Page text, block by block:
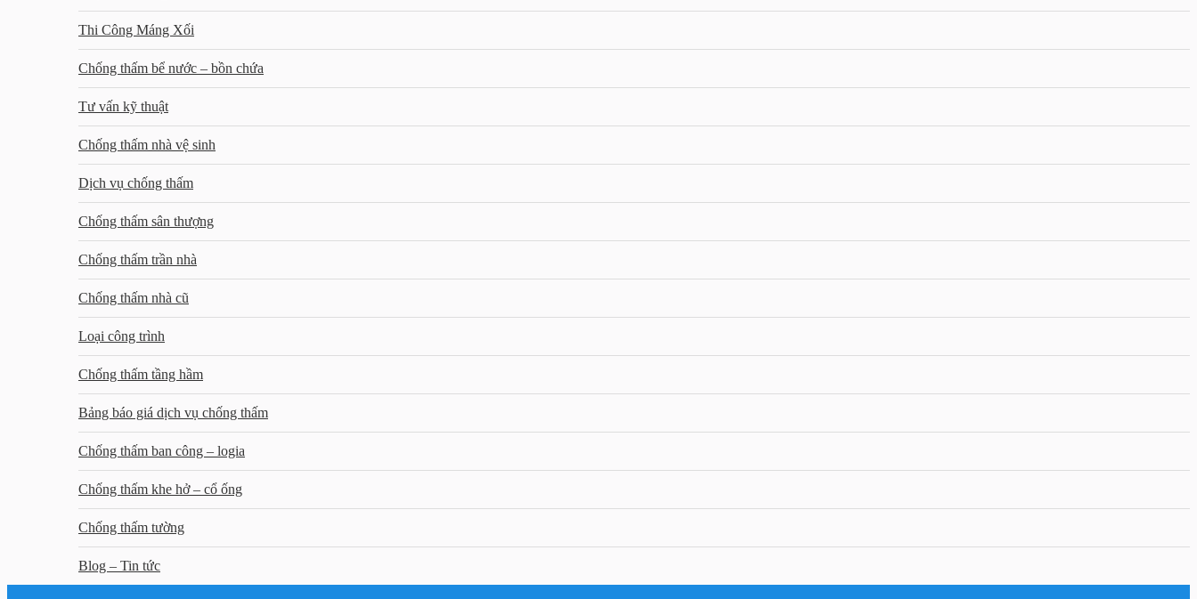
Thi Công Máng Xối
Chống thấm bể nước – bồn chứa
Tư vấn kỹ thuật
Chống thấm nhà vệ sinh
Dịch vụ chống thấm
Chống thấm sân thượng
Chống thấm trần nhà
Chống thấm nhà cũ
Loại công trình
Chống thấm tầng hầm
Bảng báo giá dịch vụ chống thấm
Chống thấm ban công – logia
Chống thấm khe hở – cổ ống
Chống thấm tường
Blog – Tin tức